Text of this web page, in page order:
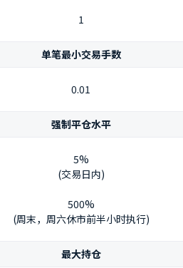
1
单笔最小交易手数
0.01
强制平仓水平
5%
(交易日内)
500%
(周末，周六休市前半小时执行)
最大持仓